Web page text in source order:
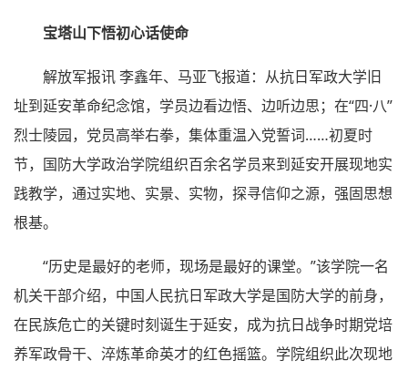
宝塔山下悟初心话使命
解放军报讯 李鑫年、马亚飞报道：从抗日军政大学旧
址到延安革命纪念馆，学员边看边悟、边听边思；在“四·八”
烈士陵园，党员高举右拳，集体重温入党誓词……初夏时
节，国防大学政治学院组织百余名学员来到延安开展现地实
践教学，通过实地、实景、实物，探寻信仰之源，强固思想
根基。
“历史是最好的老师，现场是最好的课堂。”该学院一名
机关干部介绍，中国人民抗日军政大学是国防大学的前身，
在民族危亡的关键时刻诞生于延安，成为抗日战争时期党培
养军政骨干、淬炼革命英才的红色摇篮。学院组织此次现地